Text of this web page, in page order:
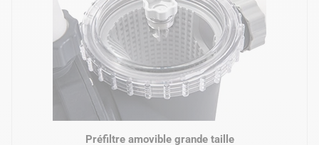
Préfiltre amovible grande taille